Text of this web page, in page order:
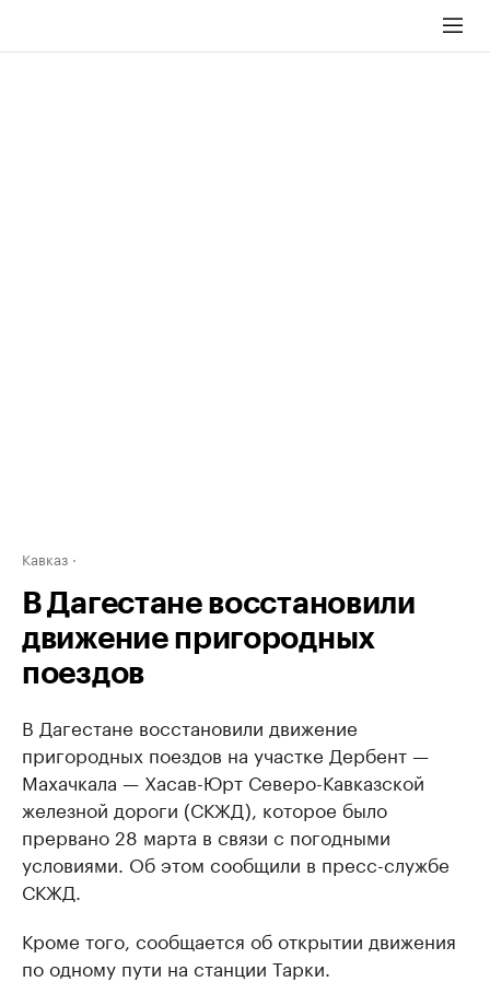
Кавказ
В Дагестане восстановили
движение пригородных
поездов
В Дагестане восстановили движение
пригородных поездов на участке Дербент —
Махачкала — Хасав-Юрт Северо-Кавказской
железной дороги (СКЖД), которое было
прервано 28 марта в связи с погодными
условиями. Об этом сообщили в пресс-службе
СКЖД.
Кроме того, сообщается об открытии движения
по одному пути на станции Тарки.